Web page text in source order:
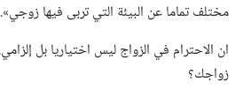
مختلف تماما عن البيئة التي تربى فيها زوجي».‏
ان الاحترام في الزواج ليس اختياريا بل
زواجك؟‏